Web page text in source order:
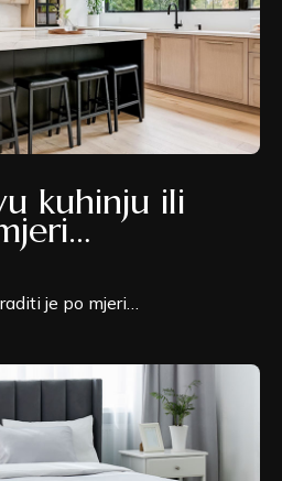
kuhinju ili
je po mjeri…